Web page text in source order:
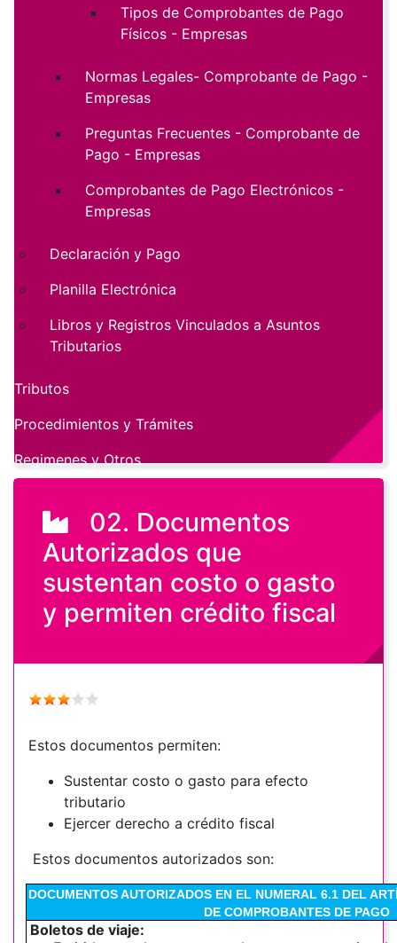
02. Documentos
Autorizados que
sustentan costo o gasto
y permiten crédito fiscal
Estos documentos permiten:
Sustentar costo o gasto para efecto
tributario
Ejercer derecho a crédito fiscal
Estos documentos autorizados son:
DOCUMENTOS AUTORIZADOS EN EL NUMERAL 6.1 DEL
DE COMPROBANTES DE PAGO
Boletos de viaje:
Tipos de Comprobantes de Pago
Físicos - Empresas
Normas Legales- Comprobante de Pago -
Empresas
Preguntas Frecuentes - Comprobante de
Pago - Empresas
Comprobantes de Pago Electrónicos -
Empresas
Declaración y Pago
Planilla Electrónica
Libros y Registros Vinculados a Asuntos
Tributarios
Tributos
Procedimientos y Trámites
Regimenes y Otros